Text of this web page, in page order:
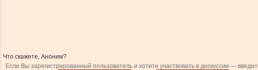
Что скажете, Аноним?
Если Вы зарегистрированный пользователь и хотите участвовать в дискуссии —